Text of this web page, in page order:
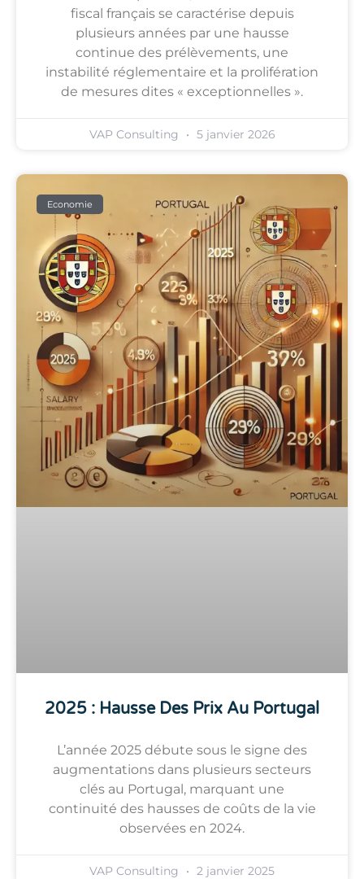
fiscal français se caractérise depuis
plusieurs années par une hausse
continue des prélèvements, une
instabilité réglementaire et la prolifération
de mesures dites « exceptionnelles ».
VAP Consulting 5 janvier 2026
Economie
2025 : Hausse Des Prix Au Portugal
L’année 2025 débute sous le signe des
augmentations dans plusieurs secteurs
clés au Portugal, marquant une
continuité des hausses de coûts de la vie
observées en 2024.
VAP Consulting 2 janvier 2025